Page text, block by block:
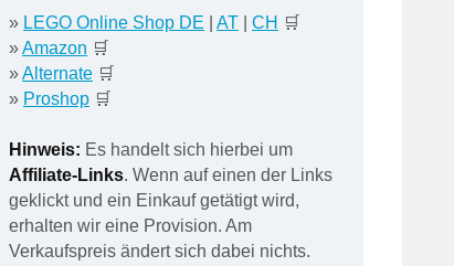
» LEGO Online Shop DE AT| CH 🛒
»Amazon 🛒
»Alternate🛒
» Proshop🛒
Hinweis: Es handelt sich hierbei um
Affiliate-Links. Wenn auf einen der Links
geklickt und ein Einkauf getätigt wird,
erhalten wir eine Provision. Am
Verkaufspreis ändert sich dabei nichts.